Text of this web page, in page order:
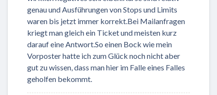
genau und Ausführungen von Stops und Limits
waren bis jetzt immer korrekt.Bei Mailanfragen
kriegt man gleich ein Ticket und meisten kurz
darauf eine Antwort.So einen Bock wie mein
Vorposter hatte ich zum Glück noch nicht aber
gut zu wissen, dass man hier im Falle eines Falles
geholfen bekommt.